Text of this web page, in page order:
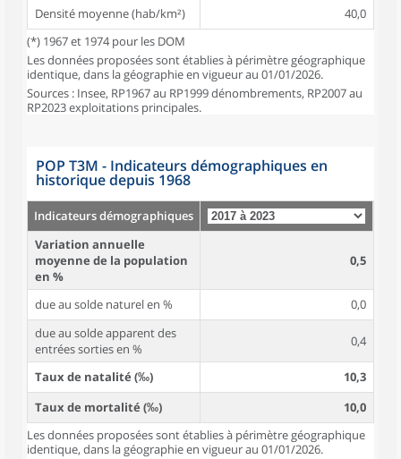
Densité moyenne (hab/km²)
40,0
(*) 1967 et 1974 pour les DOM
Les données proposées sont établies à périmètre géographique
identique, dans la géographie en vigueur au 01/01/2026.
Sources : Insee, RP1967 au RP1999 dénombrements, RP2007 au
RP2023 exploitations principales.
POP T3M - Indicateurs démographiques en
historique depuis 1968
Indicateurs démographiques
Variation annuelle
moyenne de la population
en %
0,5
due au solde naturel en %
0,0
due au solde apparent des
entrées sorties en %
0,4
Taux de natalité (‰)
10,3
Taux de mortalité (‰)
10,0
Les données proposées sont établies à périmètre géographique
identique, dans la géographie en vigueur au 01/01/2026.